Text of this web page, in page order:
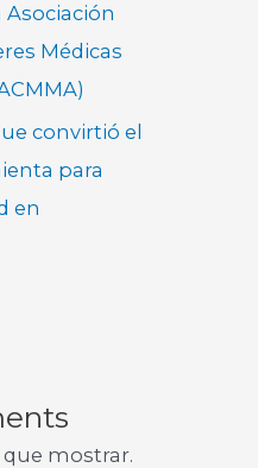
Asociación
Médicas
convirtió el
para
en
mostrar.